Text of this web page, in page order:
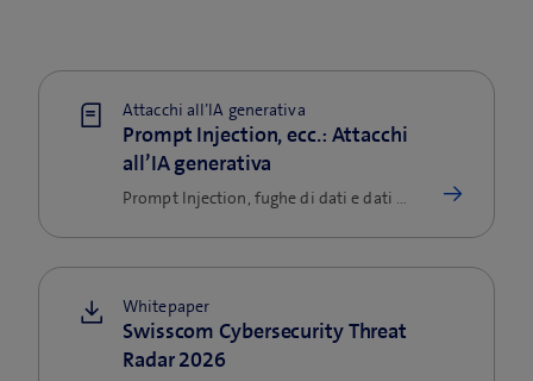
Attacchi all’IA generativa
Prompt Injection, ecc.: Attacchi
all’IA generativa
Prompt Injection, fughe di dati e dati di training manipolati: Quali sono i rischi dell’IA generativa e come si proteggono le aziende.
Whitepaper
Swisscom Cybersecurity Threat
Radar 2026